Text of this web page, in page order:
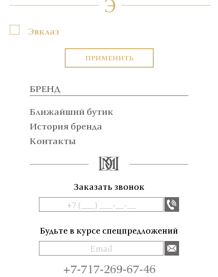
Э
Эвклаз
ПРИМЕНИТЬ
БРЕНД
Ближайший бутик
История бренда
Контакты
Заказать звонок
Будьте в курсе спецпредложений
+7-717-269-67-46